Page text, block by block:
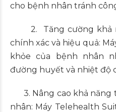
cho bệnh nhân tránh
2. Tăng cường khả
chính xác và hiệu quả:
khỏe của bệnh nhân
đường huyết và nhiệt độ
3. Nâng cao khả năng
nhân: Máy Telehealth